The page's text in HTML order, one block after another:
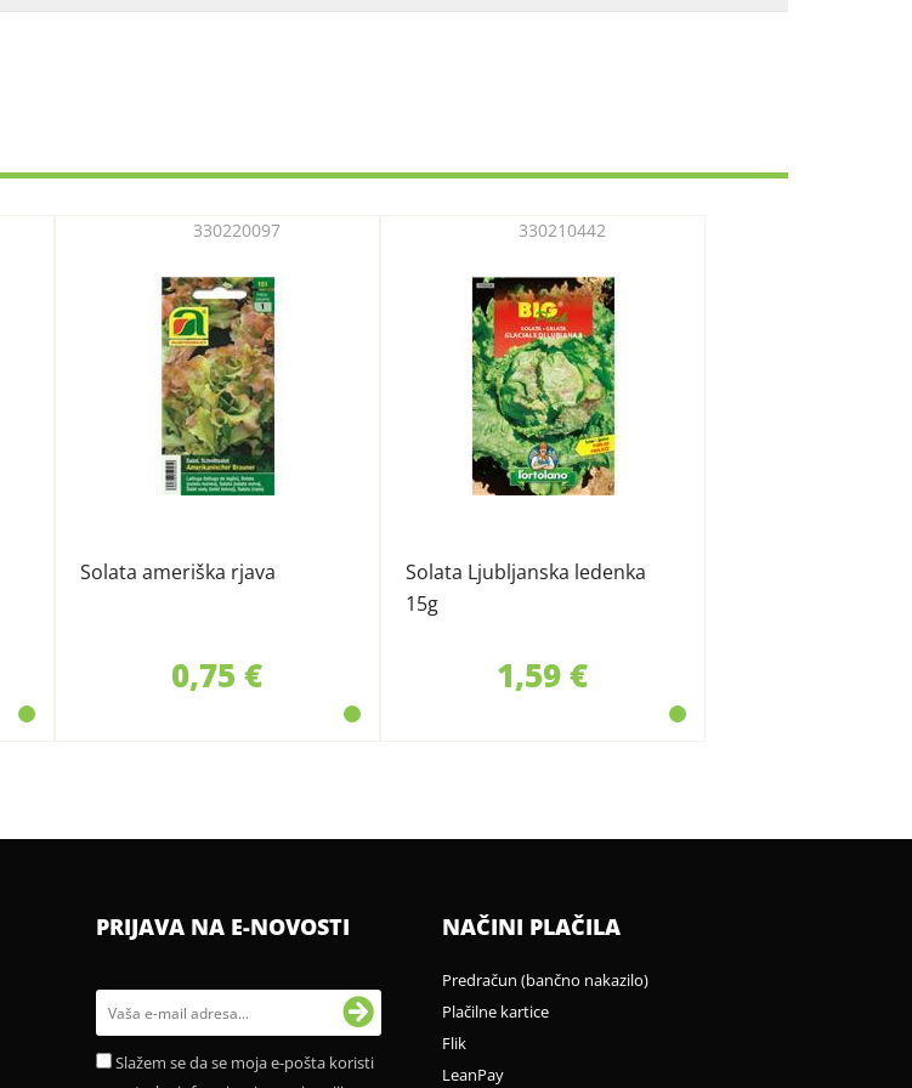
Solata ameriška rjava
330220097
0,75 €
Solata Ljubljanska ledenka
15g
330210442
1,59 €
PRIJAVA NA E-NOVOSTI
Slažem se da se moja e-pošta koristi
NAČINI PLAČILA
Predračun (bančno nakazilo)
Plačilne kartice
Flik
LeanPay